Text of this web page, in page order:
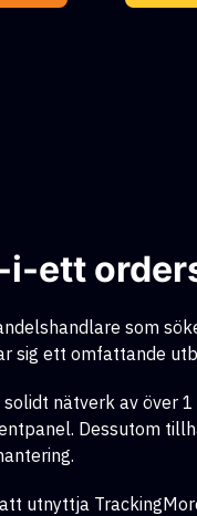
ett
som
sig ett omfattande
nätverk av över
Dessutom
utnyttja